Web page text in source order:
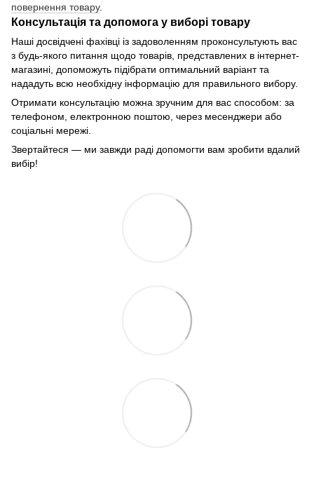
повернення товару.
Консультація та допомога у виборі товару
Наші досвідчені фахівці із задоволенням проконсультують вас
з будь-якого питання щодо товарів, представлених в інтернет-
магазині, допоможуть підібрати оптимальний варіант та
нададуть всю необхідну інформацію для правильного вибору.
Отримати консультацію можна зручним для вас способом: за
телефоном, електронною поштою, через месенджери або
соціальні мережі.
Звертайтеся — ми завжди раді допомогти вам зробити вдалий
вибір!